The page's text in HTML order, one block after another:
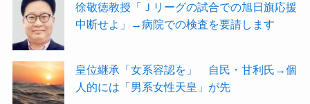
徐敬徳教授「Ｊリーグの試合での旭日旗応援
中断せよ」→病院での検査を要請します
皇位継承「女系容認を」 自民・甘利氏→個
人的には「男系女性天皇」が先